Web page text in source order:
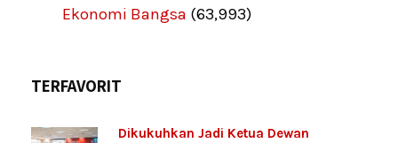
Ekonomi Bangsa (63,993)
TERFAVORIT
Dikukuhkan Jadi Ketua Dewan